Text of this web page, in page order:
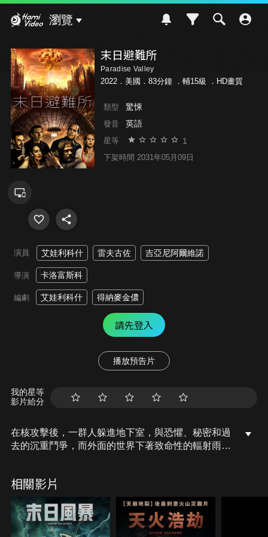
瀏覽
末日避難所
Paradise Valley
2022．美國．83分鐘 ． 輔15級 ．HD畫質
類型 驚悚
發音 英語
星等 1
下架時間 2031年05月09日
演員 艾娃利科什 雷夫古佐 吉亞尼阿爾維諾
導演 卡洛富斯科
編劇 艾娃利科什 得納麥金儂
請先登入
播放預告片
我的星等
影片給分
在核攻擊後，一群人躲進地下室，與恐懼、秘密和過
去的沉重鬥爭，而外面的世界下著致命性的輻射雨，
相關影片